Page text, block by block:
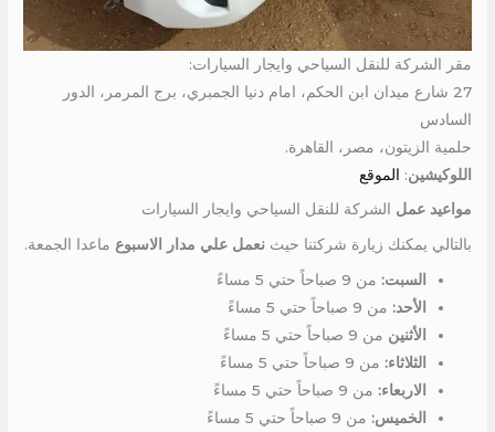
مقر الشركة للنقل السياحي وايجار السيارات:
27 شارع ميدان ابن الحكم، امام دنيا الجمبري، برج المرمر، الدور
السادس
حلمية الزيتون، مصر، القاهرة.
اللوكيشين: الموقع
مواعيد عمل الشركة للنقل السياحي وايجار السيارات
بالتالي يمكنك زيارة شركتنا حيثنعمل علي مدار الاسبوع ماعدا الجمعة.
السبت: من 9 صباحاً حتي 5 مساءً
الأحد: من 9 صباحاً حتي 5 مساءً
الأثنين من 9 صباحاً حتي 5 مساءً
الثلاثاء: من 9 صباحاً حتي 5 مساءً
الاربعاء: من 9 صباحاً حتي 5 مساءً
الخميس: من 9 صباحاً حتي 5 مساءً